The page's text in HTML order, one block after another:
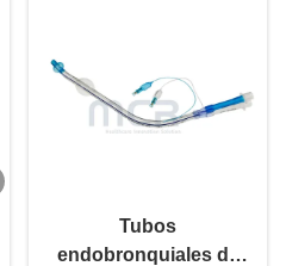
Tubos
endobronquiales de